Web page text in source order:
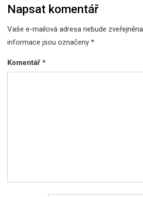
Napsat komentář
Vaše e-mailová adresa nebude zveřejněna.
informace jsou označeny *
Komentář *